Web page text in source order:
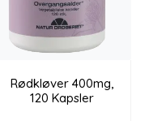
Rødkløver 400mg,
120 Kapsler